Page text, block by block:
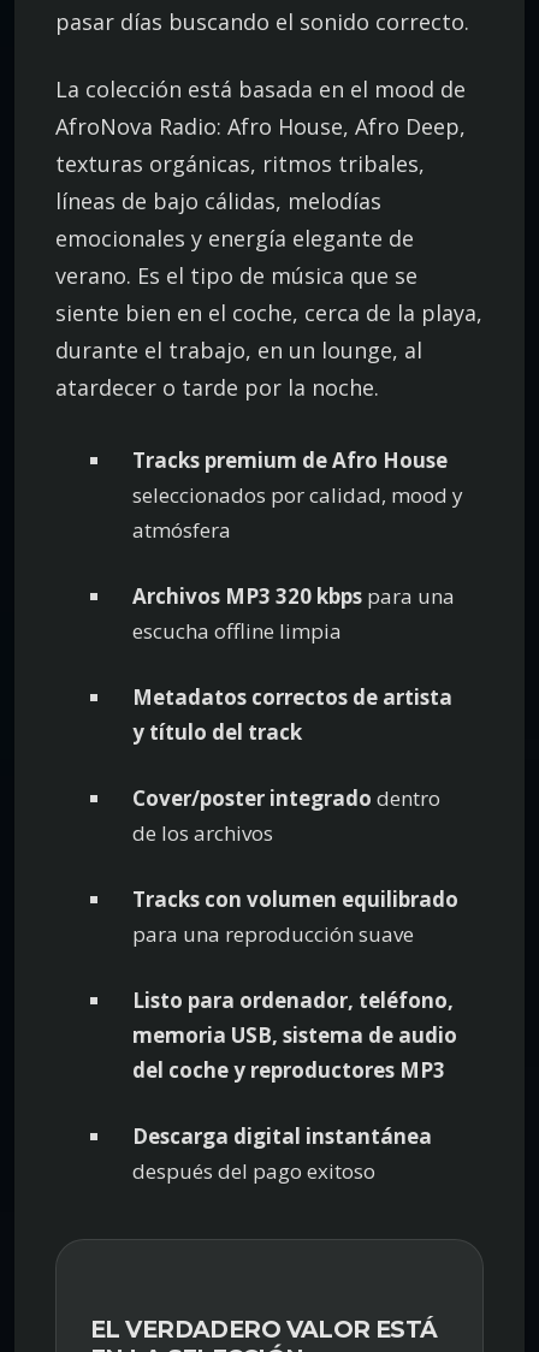
pasar días buscando el sonido correcto.
La colección está basada en el mood de
AfroNova Radio: Afro House, Afro Deep,
texturas orgánicas, ritmos tribales,
líneas de bajo cálidas, melodías
emocionales y energía elegante de
verano. Es el tipo de música que se
siente bien en el coche, cerca de la playa,
durante el trabajo, en un lounge, al
atardecer o tarde por la noche.
Tracks premium de Afro House
seleccionados por calidad, mood y
atmósfera
Archivos MP3 320 kbps para una
escucha offline limpia
Metadatos correctos de artista
y título del track
Cover/poster integrado dentro
de los archivos
Tracks con volumen equilibrado
para una reproducción suave
Listo para ordenador, teléfono,
memoria USB, sistema de audio
del coche y reproductores MP3
Descarga digital instantánea
después del pago exitoso
EL VERDADERO VALOR ESTÁ